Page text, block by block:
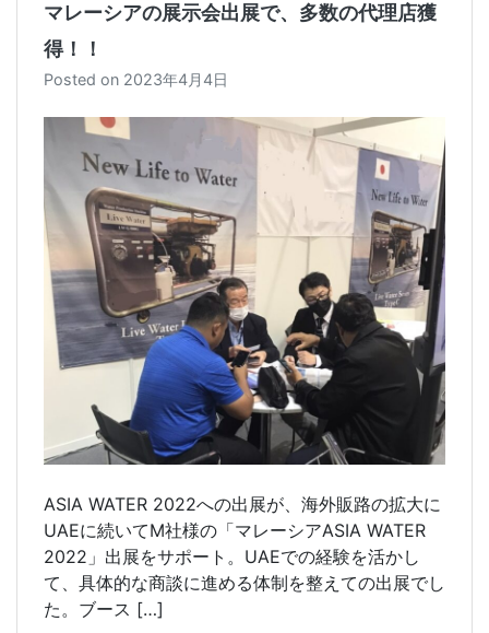
マレーシアの展示会出展で、多数の代理店獲
得！！
Posted on 2023年4月4日
ASIA WATER 2022への出展が、海外販路の拡大に
UAEに続いてM社様の「マレーシアASIA WATER
2022」出展をサポート。UAEでの経験を活かし
て、具体的な商談に進める体制を整えての出展でし
た。ブース […]